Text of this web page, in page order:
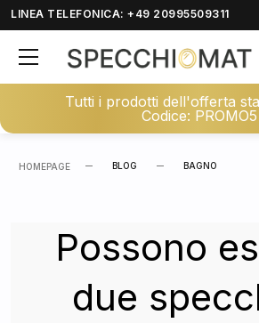
LINEA TELEFONICA: +49 20995509311
Tutti i prodotti dell'offerta
Codice: PROMO5
HOMEPAGE BLOG BAGNO
Possono
due